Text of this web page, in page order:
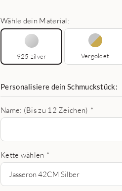
Wähle dein Material:
925 zilver Vergoldet
Personalisiere dein Schmuckstück:
Name: (Bis zu 12 Zeichen) *
Kette wählen *
Jasseron 42CM Silber